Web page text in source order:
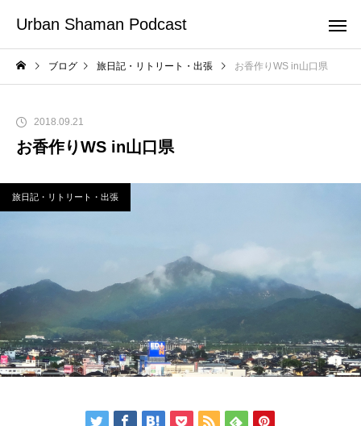
Urban Shaman Podcast
ブログ 旅日記・リトリート・出張 お香作りWS in山口県
2018.09.21
お香作りWS in山口県
旅日記・リトリート・出張